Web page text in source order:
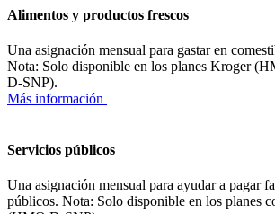
Alimentos y productos frescos
Una asignación mensual para gastar en
Nota: Solo disponible en los planes Kroger
D-SNP).
Más información
Servicios públicos
Una asignación mensual para ayudar a pagar
públicos. Nota: Solo disponible en los planes